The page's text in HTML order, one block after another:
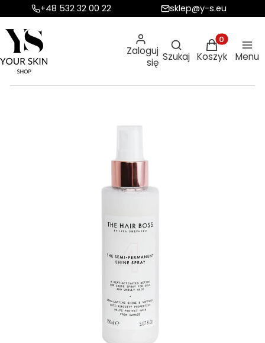
+48 532 32 00 22 sklep@y-s.eu
Zaloguj
się
Otwórz
Szukaj
Produkty w
Koszyk Menu